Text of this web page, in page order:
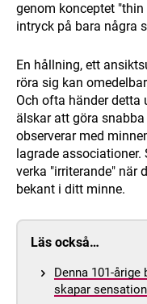
genom konceptet
intryck på bara några
En hållning, ett
röra sig kan
Och ofta händer detta
älskar att göra
observerar med
lagrade associationer.
verka "irriterande" när
bekant i ditt minne.
Läs också…
Denna 101-
skapar sensation